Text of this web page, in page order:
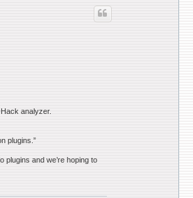
analyzer.
plugins.”
plugins and we’re hoping to